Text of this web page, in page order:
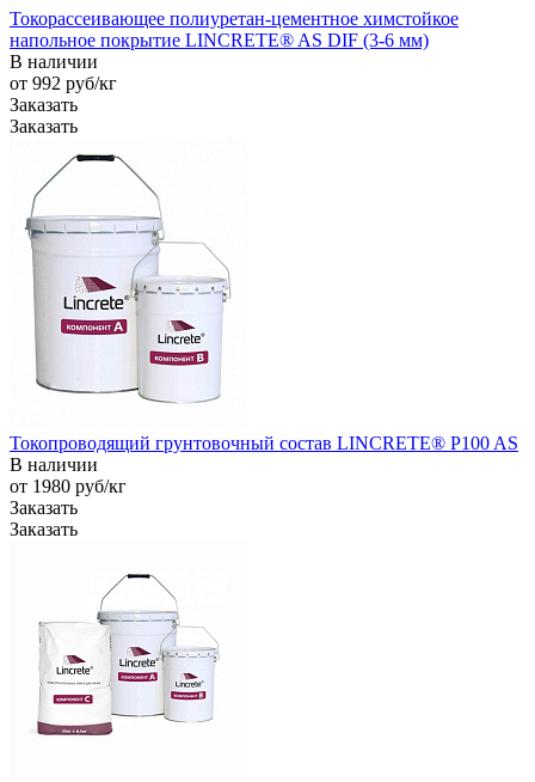
Токорассеивающее полиуретан-цементное химстойкое
напольное покрытие LINCRETE® AS DIF (3-6 мм)
В наличии
от 992 руб/кг
Заказать
Заказать
Токопроводящий грунтовочный состав LINCRETE® P100 AS
В наличии
от 1980 руб/кг
Заказать
Заказать